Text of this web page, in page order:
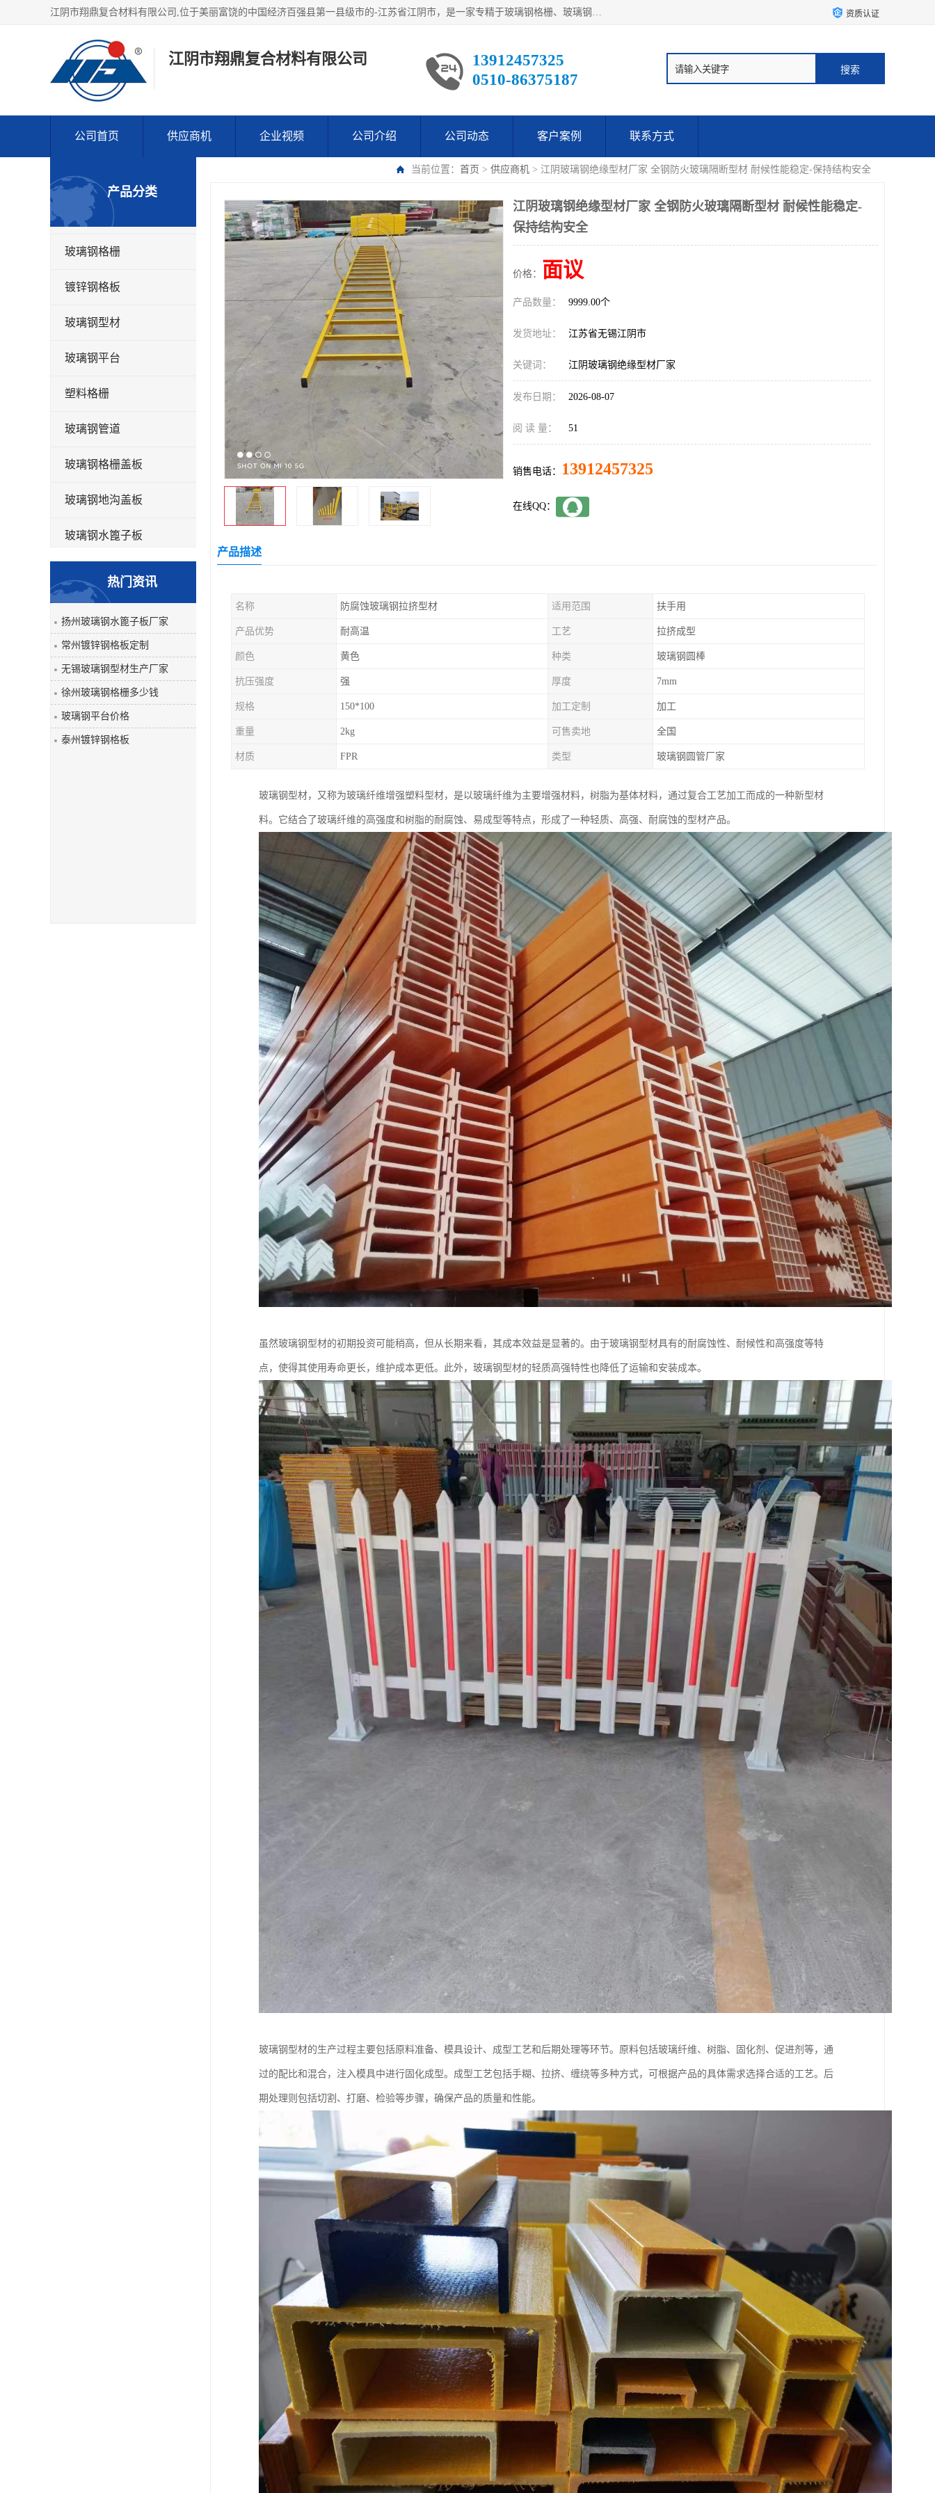
江阴市翔鼎复合材料有限公司,位于美丽富饶的中国经济百强县第一县级市的-江苏省江阴市，是一家专精于玻璃钢格栅、玻璃钢新材料,镀锌钢格板，机械设备生产制造及研发的科技型企业；公司产品已销往了世界多个国家和地区，公司人决心加倍努力愿与广大社会同仁精诚合作共创辉煌！ 资质认证
江阴市翔鼎复合材料有限公司
13912457325
0510-86375187
公司首页 供应商机 企业视频 公司介绍 公司动态 客户案例 联系方式
当前位置： 首页 > 供应商机 > 江阴玻璃钢绝缘型材厂家 全钢防火玻璃隔断型材 耐候性能稳定-保持结构安全
产品分类
玻璃钢格栅
镀锌钢格板
玻璃钢型材
玻璃钢平台
塑料格栅
玻璃钢管道
玻璃钢格栅盖板
玻璃钢地沟盖板
玻璃钢水篦子板
玻璃钢平板
玻璃钢盖板
热门资讯
扬州玻璃钢水篦子板厂家
常州镀锌钢格板定制
无锡玻璃钢型材生产厂家
徐州玻璃钢格栅多少钱
玻璃钢平台价格
泰州镀锌钢格板
江阴玻璃钢绝缘型材厂家 全钢防火玻璃隔断型材 耐候性能稳定-
保持结构安全
价格： 面议
产品数量： 9999.00个
发货地址： 江苏省无锡江阴市
关键词： 江阴玻璃钢绝缘型材厂家
发布日期： 2026-08-07
阅 读 量： 51
销售电话： 13912457325
在线QQ：
产品描述
名称 防腐蚀玻璃钢拉挤型材 适用范围 扶手用
产品优势 耐高温 工艺 拉挤成型
颜色 黄色 种类 玻璃钢圆棒
抗压强度 强 厚度 7mm
规格 150*100 加工定制 加工
重量 2kg 可售卖地 全国
材质 FPR 类型 玻璃钢圆管厂家
玻璃钢型材，又称为玻璃纤维增强塑料型材，是以玻璃纤维为主要增强材料，树脂为基体材料，通过复合工艺加工而成的一种新型材
料。它结合了玻璃纤维的高强度和树脂的耐腐蚀、易成型等特点，形成了一种轻质、高强、耐腐蚀的型材产品。
虽然玻璃钢型材的初期投资可能稍高，但从长期来看，其成本效益是显著的。由于玻璃钢型材具有的耐腐蚀性、耐候性和高强度等特
点，使得其使用寿命更长，维护成本更低。此外，玻璃钢型材的轻质高强特性也降低了运输和安装成本。
玻璃钢型材的生产过程主要包括原料准备、模具设计、成型工艺和后期处理等环节。原料包括玻璃纤维、树脂、固化剂、促进剂等，通
过的配比和混合，注入模具中进行固化成型。成型工艺包括手糊、拉挤、缠绕等多种方式，可根据产品的具体需求选择合适的工艺。后
期处理则包括切割、打磨、检验等步骤，确保产品的质量和性能。